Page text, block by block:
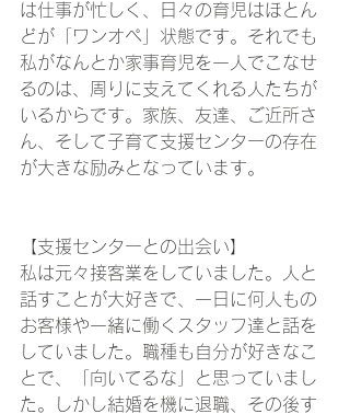
は仕事が忙しく、日々の育児はほとん
どが「ワンオペ」状態です。それでも
私がなんとか家事育児を一人でこなせ
るのは、周りに支えてくれる人たちが
いるからです。家族、友達、ご近所さ
ん、そして子育て支援センターの存在
が大きな励みとなっています。
【支援センターとの出会い】
私は元々接客業をしていました。人と
話すことが大好きで、一日に何人もの
お客様や一緒に働くスタッフ達と話を
していました。職種も自分が好きなこ
とで、「向いてるな」と思っていまし
た。しかし結婚を機に退職、その後す